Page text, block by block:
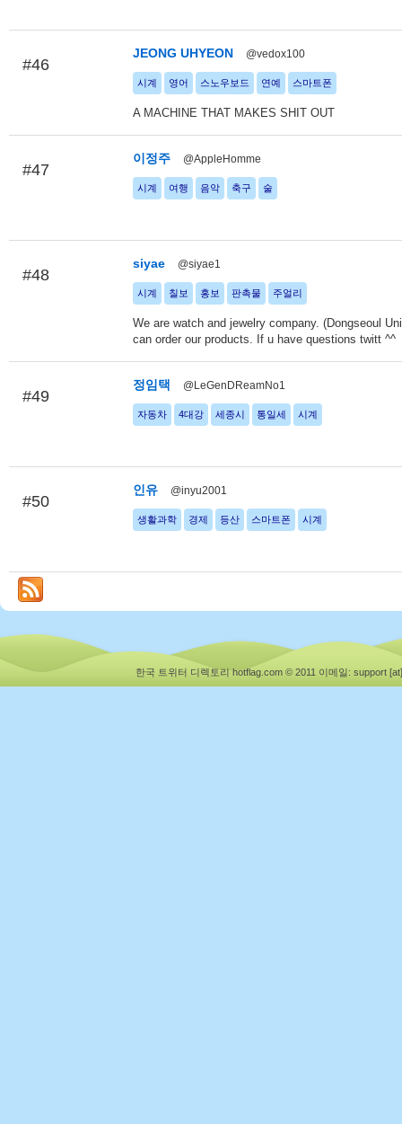
#46
JEONG UHYEON @vedox100
시계 영어 스노우보드 연예 스마트폰
A MACHINE THAT MAKES SHIT OUT
#47
이정주 @AppleHomme
시계 여행 음악 축구 술
#48
siyae @siyae1
시계 칠보 홍보 판촉물 주얼리
We are watch and jewelry company. (Dongseoul
can order our products. If u have questions twitt ^^
#49
정임택 @LeGenDReamNo1
자동차 4대강 세종시 통일세 시계
#50
인유 @inyu2001
생활과학 경제 등산 스마트폰 시계
한국 트위터 디렉토리 hotflag.com © 2011 이메일: support